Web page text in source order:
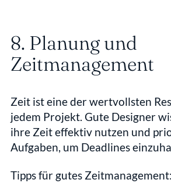
8. Planung und
Zeitmanagement
Zeit ist eine der wertvollsten
jedem Projekt. Gute Designer
ihre Zeit effektiv nutzen und
Aufgaben, um Deadlines
Tipps für gutes Zeitmanagement: